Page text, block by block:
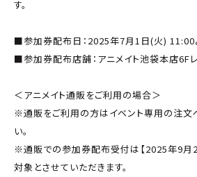
す。
■参加券配布日：2025年7月1日(火) 11:00
■参加券配布店舗：アニメイト池袋本店6Fレ
＜アニメイト通販をご利用の場合＞
※通販をご利用の方はイベント専用の注文
い。
※通販での参加券配布受付は【2025年9月
対象とさせていただきます。